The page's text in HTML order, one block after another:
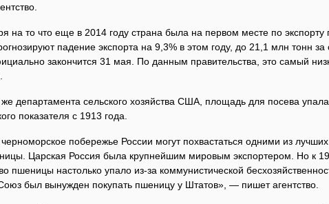
на то что еще в 2014 году страна была на первом месте по экспорту
падение экспорта на 9,3% в этом году, до 21,1 млн тонн за
закончится 31 мая. По данным правительства, это самый
департамента сельского хозяйства США, площадь для посева упала
показателя с 1913 года.
побережье России могут похвастаться одними из
Царская Россия была крупнейшим мировым экспортером. Но к
пшеницы настолько упало из-за коммунистической
был вынужден покупать пшеницу у Штатов», — пишет агентство.